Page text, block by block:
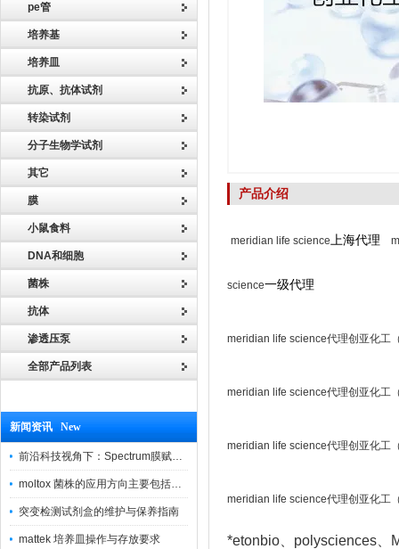
pe管
培养基
培养皿
抗原、抗体试剂
转染试剂
分子生物学试剂
其它
膜
小鼠食料
DNA和细胞
菌株
抗体
渗透压泵
全部产品列表
新闻资讯 New
前沿科技视角下：Spectrum膜赋能精密制造
moltox 菌株的应用方向主要包括以下几个方面
突变检测试剂盒的维护与保养指南
mattek 培养皿操作与存放要求
产品介绍
meridian life science上海代理
science一级代理
meridian life science代理创亚化工
meridian life science代理创亚化工
meridian life science代理创亚化工
meridian life science代理创亚化工
*etonbio、polysciences、